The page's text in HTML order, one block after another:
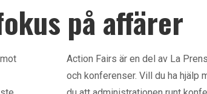
på affärer
Action Fairs är en del av La
och konferenser. Vill du ha